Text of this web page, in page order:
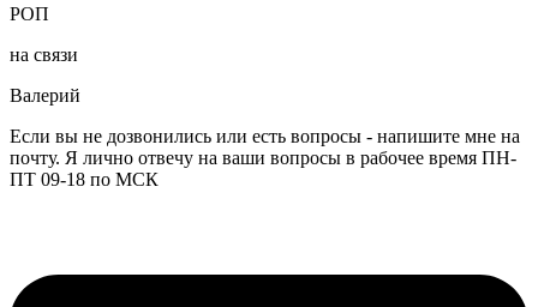
РОП
на связи
Валерий
Если вы не дозвонились или есть вопросы - напишите мне на
почту. Я лично отвечу на ваши вопросы в рабочее время ПН-
ПТ 09-18 по МСК